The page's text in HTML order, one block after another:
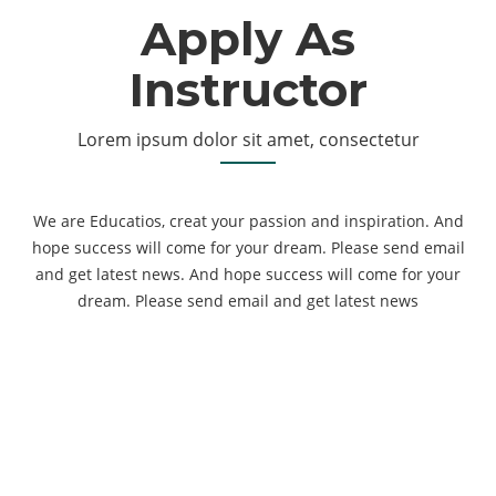
Apply As
Instructor
Lorem ipsum dolor sit amet, consectetur
We are Educatios, creat your passion and inspiration. And
hope success will come for your dream. Please send email
and get latest news. And hope success will come for your
dream. Please send email and get latest news